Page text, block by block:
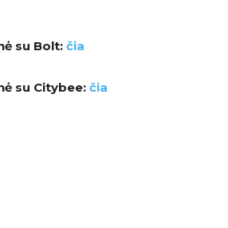
su Bolt: čia
su Citybee: čia